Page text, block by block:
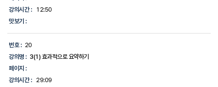
강의시간 :
12:50
맛보기 :
번호 : 20
강의명 : 3(1) 효과적으로 요약하기
페이지 :
강의시간 :
29:09